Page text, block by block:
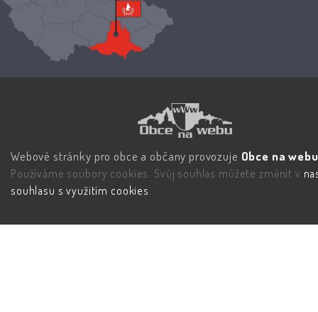
Webové stránky pro obce a občany provozuje Obce na
Používáme soubory cookies. Svůj souhlas můžete změnit v
souhlasu s využitím cookies.